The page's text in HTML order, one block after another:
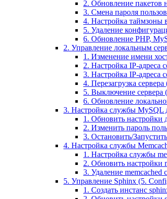
2. Обновление пакетов
3. Смена пароля
4. Настройка таймзоны
5. Удаление
6. Обновление PHP,
2. Управление локальным
1. Изменение имени
2. Настройка IP-адреса
3. Настройка IP-адреса
4. Перезагрузка
5. Выключение сервера
6. Обновление
3. Настройка службы MySQL
1. Обновить настройки
2. Изменить пароль
3. Остановить/
4. Настройка службы
1. Настройка службы
2. Обновить настройки
3. Удаление memcached
5. Управление Sphinx (5.
1. Создать инстанс